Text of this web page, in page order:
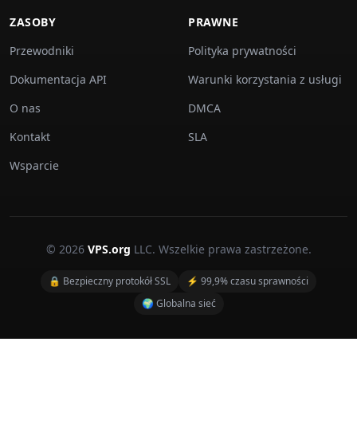
ZASOBY
Przewodniki
Dokumentacja API
O nas
Kontakt
Wsparcie
PRAWNE
Polityka prywatności
Warunki korzystania z usługi
DMCA
SLA
© 2026 VPS.org LLC. Wszelkie prawa zastrzeżone.
🔒 Bezpieczny protokół SSL
⚡ 99,9% czasu sprawności
🌍 Globalna sieć